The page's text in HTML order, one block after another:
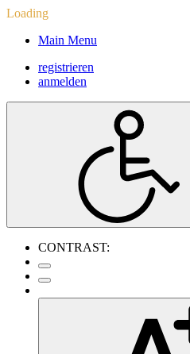
Loading
Main Menu
registrieren
anmelden
CONTRAST: